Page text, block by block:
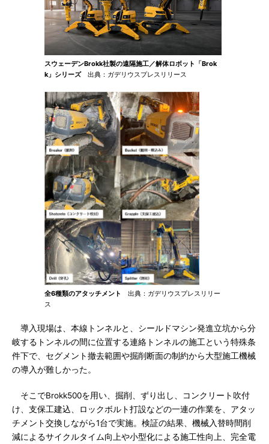
スウェーデンBrokk社製の遠隔施工／解体ロボット「Brok
k」シリーズ出典：ガデリウスプレスリリース
全6種類のアタッチメント
出典：ガデリウスプレスリリー
ス
導入現場は、本線トンネルと、シールドマシン発進立坑から分
岐するトンネルの間に位置する連絡トンネルの施工という特殊条
件下で、セグメント撤去範囲や掘削断面の制約から大型施工機械
の導入が難しかった。
そこでBrokk500を用い、掘削、ずり出し、コンクリート吹付
け、支保工建込、ロックボルト打設などの一連の作業を、アタッ
チメント交換しながら1台で実施。検証の結果、機械入替時間削
減によるサイクルタイム向上や小型化による施工性向上、完全電